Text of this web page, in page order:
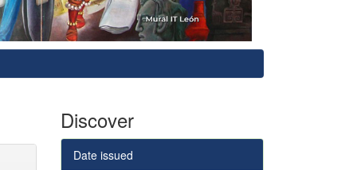
Discover
Date issued